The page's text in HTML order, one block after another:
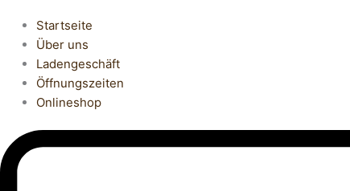
Startseite
Über uns
Ladengeschäft
Öffnungszeiten
Onlineshop